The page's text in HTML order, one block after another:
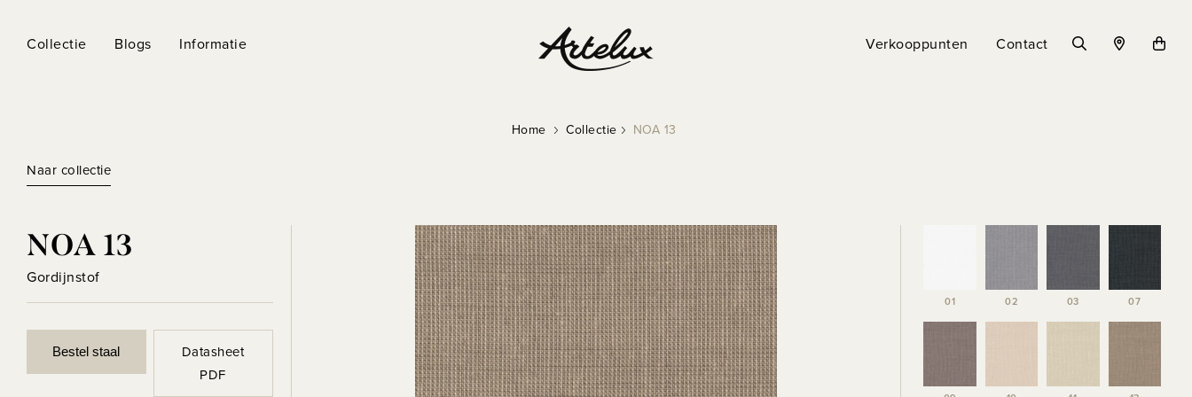
Collectie Blogs Informatie Verkooppunten Contact
Home Collectie NOA 13
Naar collectie
NOA 13
Gordijnstof
Bestel staal
Datasheet
PDF
01 02 03 07